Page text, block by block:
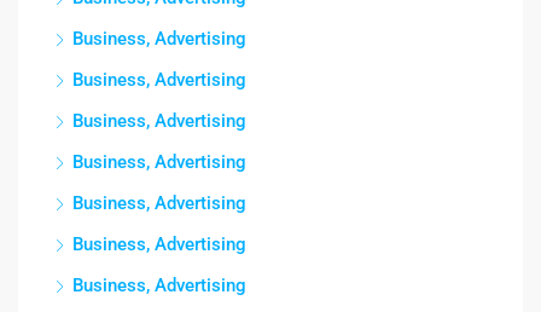
Business, Advertising
Business, Advertising
Business, Advertising
Business, Advertising
Business, Advertising
Business, Advertising
Business, Advertising